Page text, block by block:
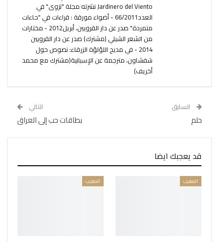
Jardinero del Viento نشرته مجلة "نزوى" في
العدد66/2011 - أضواء مورقة : قراءات في "حاءات
متمردة" صدر عن دار القرويين، أبريل2012 - مختارات
من الشعر الشيلي (مشترك) صدر عن دار القرويين
2014 - في مديح اللؤلؤة الزرقاء: نصوص حول
شفشاون، مترجمة عن الإسبانية(مشترك مع محمد
أخريف)
السابق
حلم
التالي
بطاقات حب إلى العراق
قد يعجبك ايضا
المغرب المغرب